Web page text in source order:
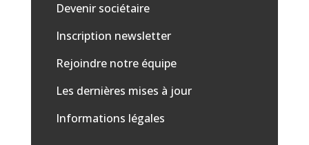
Devenir sociétaire
Inscription newsletter
Rejoindre notre équipe
Les dernières mises à jour
Informations légales